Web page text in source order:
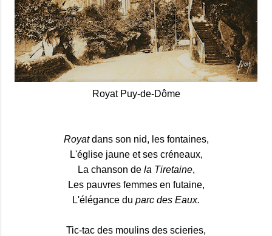
Royat Puy-de-Dôme
Royatdans son nid, les fontaines,
L'église jaune et ses créneaux,
La chanson de la Tiretaine,
Les pauvres femmes en futaine,
L'élégance du parc des Eaux.
Tic-tac des moulins des scieries,